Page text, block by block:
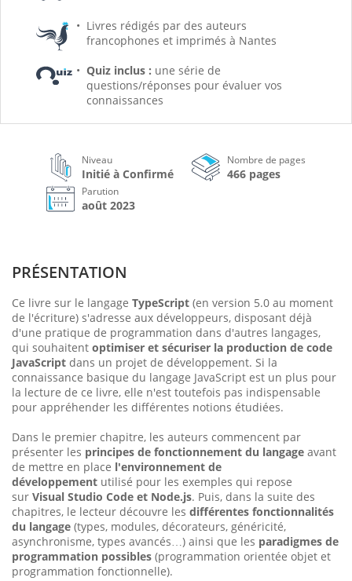
Livres rédigés par des auteurs
francophones et imprimés à Nantes
Quiz inclus : une série de
questions/réponses pour évaluer vos
connaissances
Niveau
Initié à Confirmé
Nombre de pages
466 pages
Parution
août 2023
PRÉSENTATION
Ce livre sur le langage TypeScript (en version 5.0 au moment
de l'écriture) s'adresse aux développeurs, disposant déjà
d'une pratique de programmation dans d'autres langages,
qui souhaitent optimiser et sécuriser la production de code
JavaScript dans un projet de développement. Si la
connaissance basique du langage JavaScript est un plus pour
la lecture de ce livre, elle n'est toutefois pas indispensable
pour appréhender les différentes notions étudiées.
Dans le premier chapitre, les auteurs commencent par
présenter les principes de fonctionnement du langage avant
de mettre en place l'environnement de
développement utilisé pour les exemples qui repose
sur Visual Studio Code et Node.js. Puis, dans la suite des
chapitres, le lecteur découvre les différentes fonctionnalités
du langage (types, modules, décorateurs, généricité,
asynchronisme, types avancés…) ainsi que les paradigmes de
programmation possibles (programmation orientée objet et
programmation fonctionnelle).